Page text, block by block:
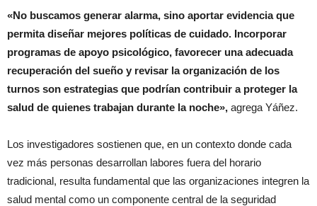
«No buscamos generar alarma, sino aportar evidencia que
permita diseñar mejores políticas de cuidado. Incorporar
programas de apoyo psicológico, favorecer una adecuada
recuperación del sueño y revisar la organización de los
turnos son estrategias que podrían contribuir a proteger la
salud de quienes trabajan durante la noche», agrega Yáñez.
Los investigadores sostienen que, en un contexto donde cada
vez más personas desarrollan labores fuera del horario
tradicional, resulta fundamental que las organizaciones integren la
salud mental como un componente central de la seguridad